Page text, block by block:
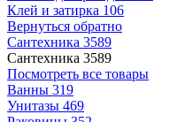
Клей и затирка 106
Вернуться обратно
Сантехника 3589
Сантехника 3589
Посмотреть все товары
Ванны 319
Унитазы 469